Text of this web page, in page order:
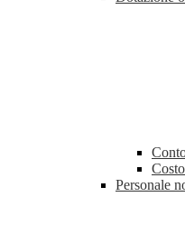
Personale